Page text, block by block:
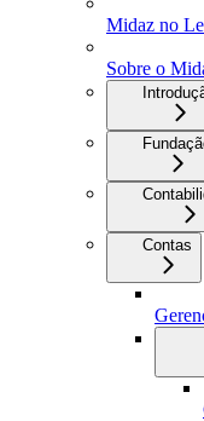
Midaz no
Sobre o
Contas